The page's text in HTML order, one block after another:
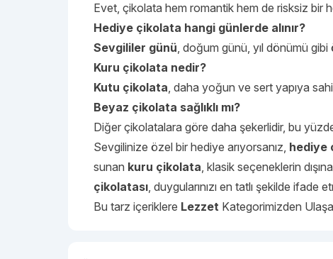
Evet, çikolata hem romantik hem de risksiz bir
Hediye çikolata hangi günlerde alınır?
Sevgililer günü, doğum günü, yıl dönümü
Kuru çikolata nedir?
Kutu çikolata, daha yoğun ve sert yapıya
Beyaz çikolata sağlıklı mı?
Diğer çikolatalara göre daha şekerlidir, bu
Sevgilinize özel bir hediye arıyorsanız, hediye
sunan kuru çikolata, klasik seçeneklerin
çikolatası, duygularınızı en tatlı şekilde ifade
Bu tarz içeriklere Lezzet Kategorimizden